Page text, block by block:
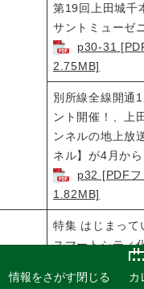
情報をさがす閉じる カ
第19回上田城千
サントミューゼ
p30-31
2.75MB]
別所線全線開通
ント開催！、上
ンネルの地上放
ネル】が4月から
p32 [PDFフ
1.82MB]
特集 はじまって
スマートシティ
p2-5 [PDF
4.39MB]